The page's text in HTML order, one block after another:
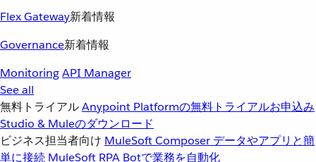
Flex Gateway新着情報
Governance新着情報
MonitoringAPI Manager
See all
無料トライアルAnypoint Platformの無料トライアルお申込み
Studio & Muleのダウンロード
ビジネス担当者向け MuleSoft Composer データやアプリと簡
単に接続 MuleSoft RPA Botで業務を自動化